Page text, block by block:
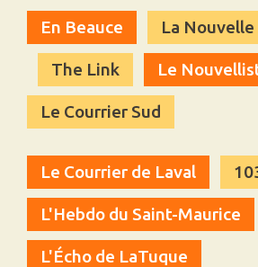
En Beauce La Nouvelle
The Link Le
Le Courrier Sud
Le Courrier de Laval
L'Hebdo du Saint-Maurice
L'Écho de LaTuque